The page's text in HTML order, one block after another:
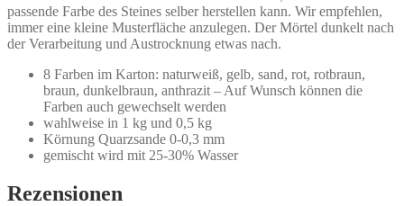
passende Farbe des Steines selber herstellen kann. Wir empfehlen,
immer eine kleine Musterfläche anzulegen. Der Mörtel dunkelt nach
der Verarbeitung und Austrocknung etwas nach.
8 Farben im Karton: naturweiß, gelb, sand, rot, rotbraun,
braun, dunkelbraun, anthrazit – Auf Wunsch können die
Farben auch gewechselt werden
wahlweise in 1 kg und 0,5 kg
Körnung Quarzsande 0-0,3 mm
gemischt wird mit 25-30% Wasser
Rezensionen